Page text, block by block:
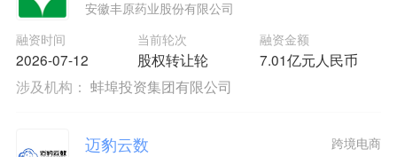
安徽丰原药业股份有限公司
融资时间
2026-07-12
当前轮次
股权转让轮
融资金额
7.01亿元人民币
涉及机构： 蚌埠投资集团有限公司
迈豹云数 跨境电商